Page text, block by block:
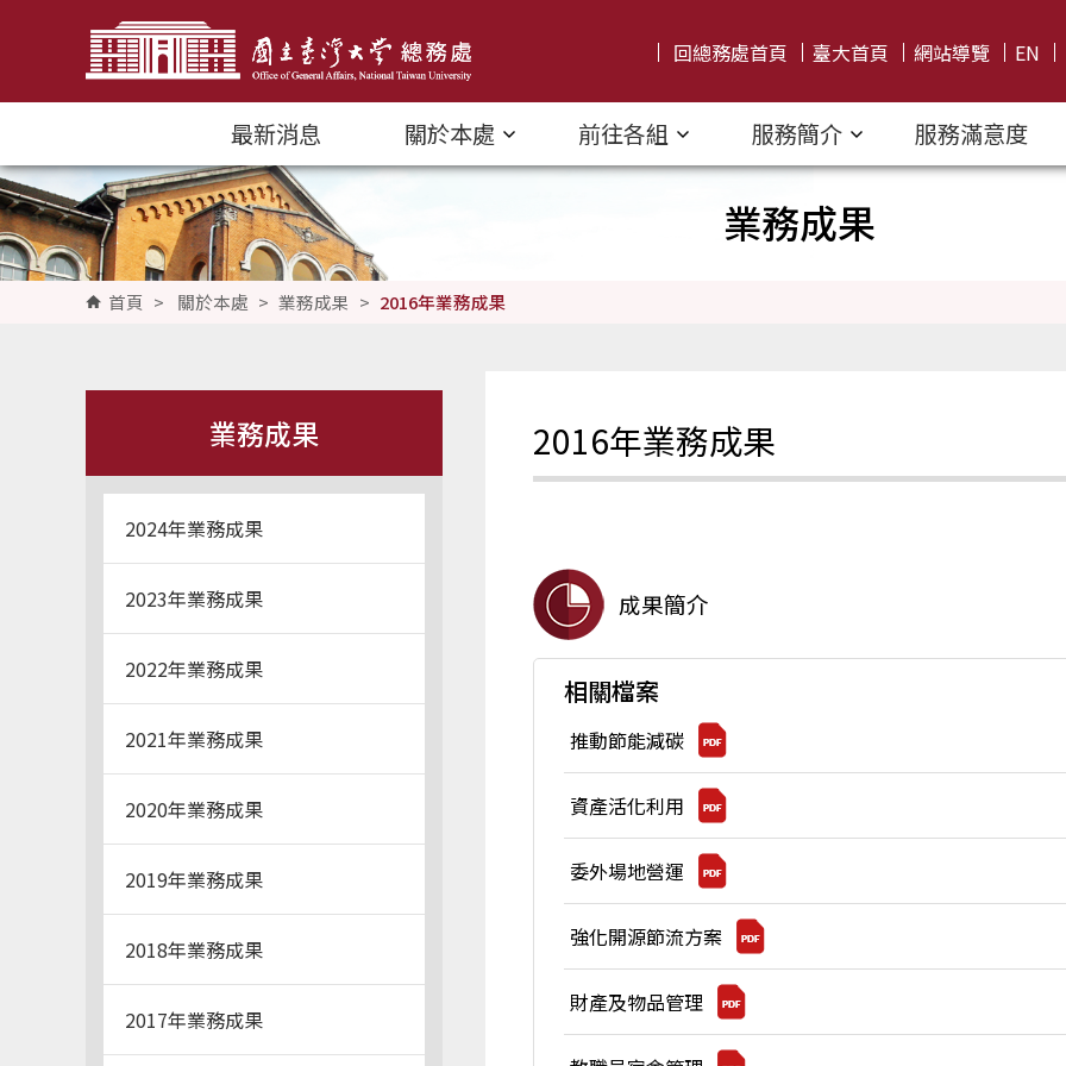
跳到主要內容區塊
回總務處首頁
臺大首頁 網站導覽 EN
最新消息 關於本處 前往各組 服務簡介 服務滿意度
業務成果
首頁 > 關於本處 > 業務成果 > 2016年業務成果
業務成果
2024年業務成果
2023年業務成果
2022年業務成果
2021年業務成果
2020年業務成果
2019年業務成果
2018年業務成果
2017年業務成果
2016年業務成果
成果簡介
相關檔案
推動節能減碳
資產活化利用
委外場地營運
強化開源節流方案
財產及物品管理